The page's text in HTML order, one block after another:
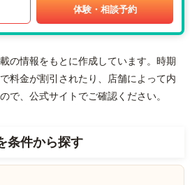
体験・相談予約
の情報をもとに作成しています。時期
料金が割引されたり、店舗によって内
で、公式サイトでご確認ください。
条件から探す